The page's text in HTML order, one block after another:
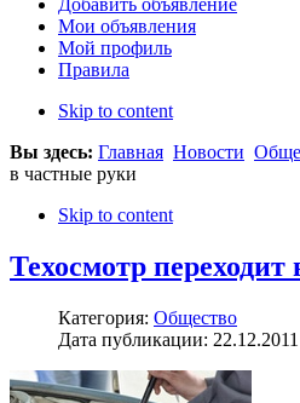
Добавить объявление
Мои объявления
Мой профиль
Правила
Skip to content
Вы здесь: Главная Новости
в частные руки
Skip to content
Техосмотр
Категория: Общество
Дата публикации: